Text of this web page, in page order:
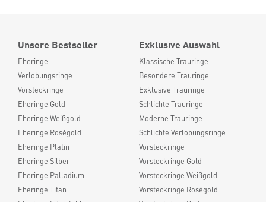
Unsere Bestseller
Eheringe
Verlobungsringe
Vorsteckringe
Eheringe Gold
Eheringe Weißgold
Eheringe Roségold
Eheringe Platin
Eheringe Silber
Eheringe Palladium
Eheringe Titan
Exklusive Auswahl
Klassische Trauringe
Besondere Trauringe
Exklusive Trauringe
Schlichte Trauringe
Moderne Trauringe
Schlichte Verlobungsringe
Vorsteckringe
Vorsteckringe Gold
Vorsteckringe Weißgold
Vorsteckringe Roségold